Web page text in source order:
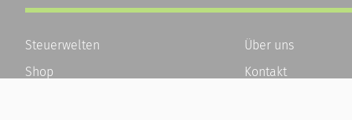
Steuerwelten
Shop
Über uns
Kontakt